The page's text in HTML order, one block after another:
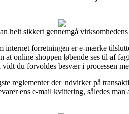
helt sikkert gennemgå
forretningen er e-mærke
online shoppen løbende ses til af
du forvoldes besvær i processen
reglementer der indvirker på
ens e-mail kvittering, således